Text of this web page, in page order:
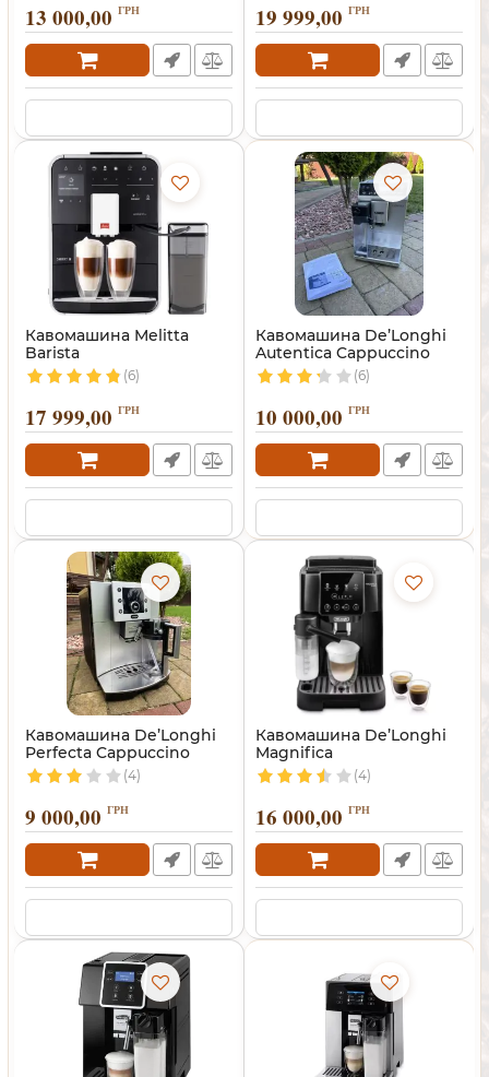
13 000,00 ГРН 19 999,00 ГРН
Кавомашина Melitta
Barista
(6)
17 999,00 ГРН
Кавомашина De’Longhi
Autentica Cappuccino
(6)
10 000,00 ГРН
Кавомашина De’Longhi
Perfecta Cappuccino
(4)
9 000,00 ГРН
Кавомашина De’Longhi
Magnifica
(4)
16 000,00 ГРН